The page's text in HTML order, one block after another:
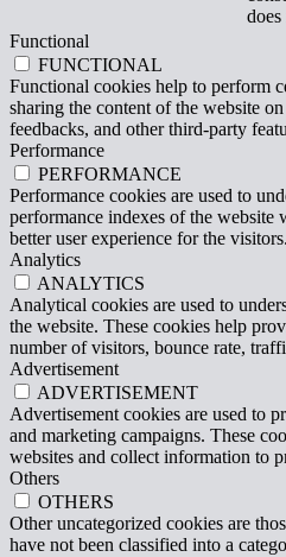
does
Functional
FUNCTIONAL
Functional cookies help to perform
sharing the content of the website
feedbacks, and other third-party
Performance
PERFORMANCE
Performance cookies are used to
performance indexes of the website
better user experience for the visitors.
Analytics
ANALYTICS
Analytical cookies are used to
the website. These cookies help
number of visitors, bounce rate,
Advertisement
ADVERTISEMENT
Advertisement cookies are used to
and marketing campaigns. These
websites and collect information to
Others
OTHERS
Other uncategorized cookies are
have not been classified into a